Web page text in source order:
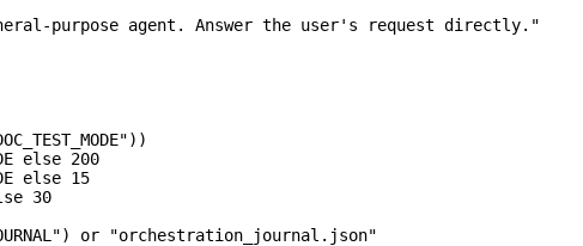
purpose agent. Answer the user's request directly."
))
else 200
else 15
30
) or "orchestration_journal.json"